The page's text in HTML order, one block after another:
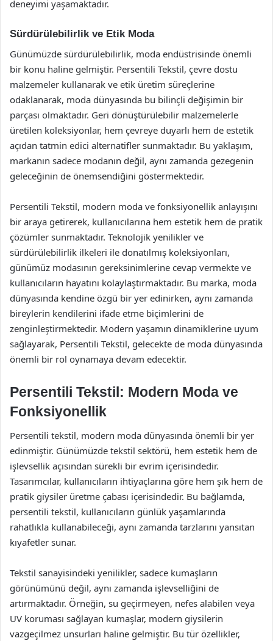
deneyimi yaşamaktadır.
Sürdürülebilirlik ve Etik Moda
Günümüzde sürdürülebilirlik, moda endüstrisinde önemli
bir konu haline gelmiştir. Persentili Tekstil, çevre dostu
malzemeler kullanarak ve etik üretim süreçlerine
odaklanarak, moda dünyasında bu bilinçli değişimin bir
parçası olmaktadır. Geri dönüştürülebilir malzemelerle
üretilen koleksiyonlar, hem çevreye duyarlı hem de estetik
açıdan tatmin edici alternatifler sunmaktadır. Bu yaklaşım,
markanın sadece modanın değil, aynı zamanda gezegenin
geleceğinin de önemsendiğini göstermektedir.
Persentili Tekstil, modern moda ve fonksiyonellik anlayışını
bir araya getirerek, kullanıcılarına hem estetik hem de pratik
çözümler sunmaktadır. Teknolojik yenilikler ve
sürdürülebilirlik ilkeleri ile donatılmış koleksiyonları,
günümüz modasının gereksinimlerine cevap vermekte ve
kullanıcıların hayatını kolaylaştırmaktadır. Bu marka, moda
dünyasında kendine özgü bir yer edinirken, aynı zamanda
bireylerin kendilerini ifade etme biçimlerini de
zenginleştirmektedir. Modern yaşamın dinamiklerine uyum
sağlayarak, Persentili Tekstil, gelecekte de moda dünyasında
önemli bir rol oynamaya devam edecektir.
Persentili Tekstil: Modern Moda ve
Fonksiyonellik
Persentili tekstil, modern moda dünyasında önemli bir yer
edinmiştir. Günümüzde tekstil sektörü, hem estetik hem de
işlevsellik açısından sürekli bir evrim içerisindedir.
Tasarımcılar, kullanıcıların ihtiyaçlarına göre hem şık hem de
pratik giysiler üretme çabası içerisindedir. Bu bağlamda,
persentili tekstil, kullanıcıların günlük yaşamlarında
rahatlıkla kullanabileceği, aynı zamanda tarzlarını yansıtan
kıyafetler sunar.
Tekstil sanayisindeki yenilikler, sadece kumaşların
görünümünü değil, aynı zamanda işlevselliğini de
artırmaktadır. Örneğin, su geçirmeyen, nefes alabilen veya
UV koruması sağlayan kumaşlar, modern giysilerin
vazgeçilmez unsurları haline gelmiştir. Bu tür özellikler,